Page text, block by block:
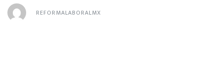
REFORMALABORALMX